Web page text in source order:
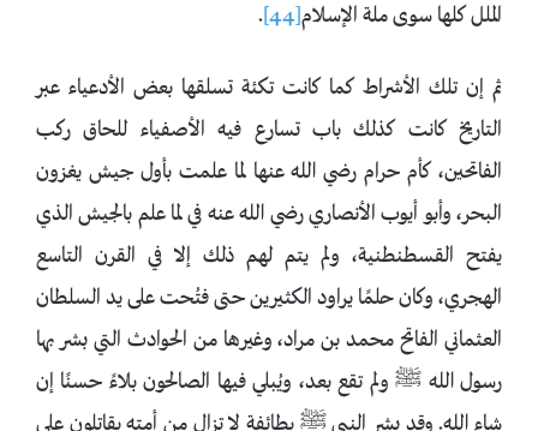
الملل كلها سوى ملة الإسلام[44]
.
ثم إن تلك الأشراط كما كانت تكئة تسلقها بعض الأدعياء عبر
التاريخ كانت كذلك باب تسارع فيه الأصفياء للحاق ركب
الفاتحين، كأم حرام رضي الله عنها لما علمت بأول جيش يغزون
البحر، وأبو أيوب الأنصاري رضي الله عنه في لما علم بالجيش الذي
يفتح القسطنطنية، ولم يتم لهم ذلك إلا في القرن التاسع
الهجري، وكان حلمًا يراود الكثيرين حتى فتُحت على يد السلطان
العثماني الفاتح محمد بن مراد، وغيرها من الحوادث التي بشر بها
رسول الله ﷺ ولم تقع بعد، ويُبلي فيها الصالحون بلاءً حسنًا إن